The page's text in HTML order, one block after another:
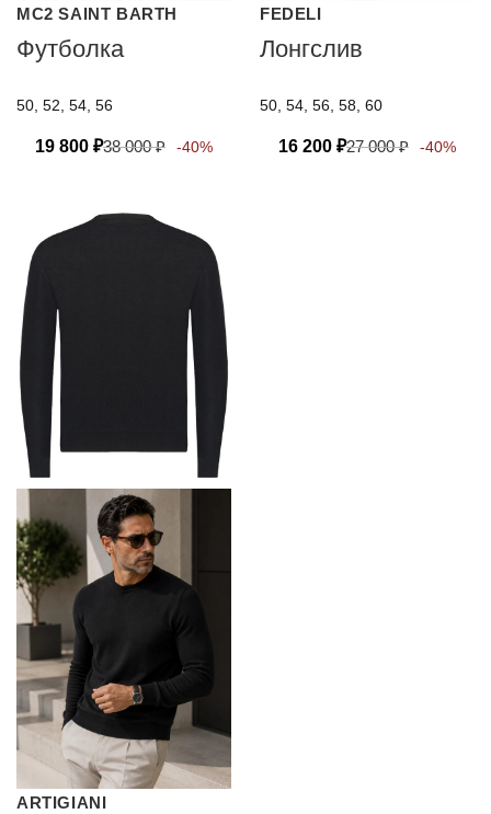
MC2 SAINT BARTH
Футболка
50, 52, 54, 56
19 800 ₽38 000₽ -40%
FEDELI
Лонгслив
50, 54, 56, 58, 60
16 200 ₽27 000₽ -40%
ARTIGIANI